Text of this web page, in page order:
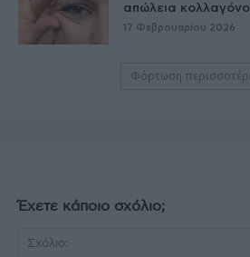
απώλεια
17 Φεβρουαρίου 2026
Φόρτωση
Έχετε κάποιο σχόλιο;